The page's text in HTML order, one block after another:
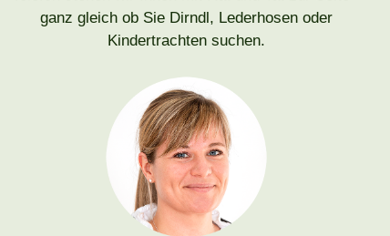
ganz gleich ob Sie Dirndl, Lederhosen oder
Kindertrachten suchen.